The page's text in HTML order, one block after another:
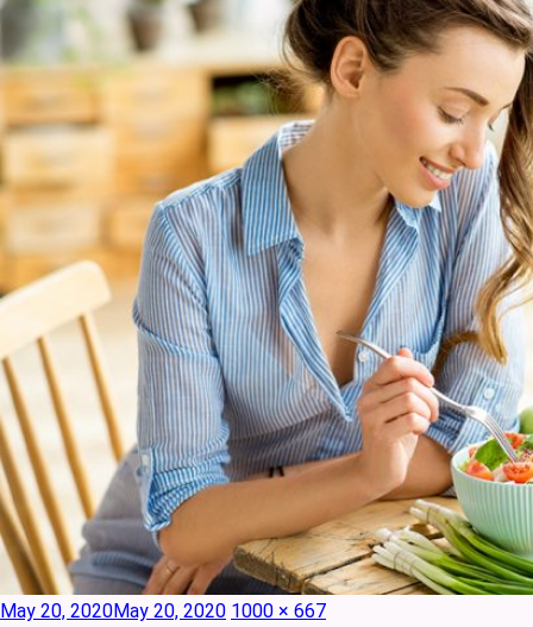
Posted
May 20, 2020May 20, 2020 Full
1000 × 667